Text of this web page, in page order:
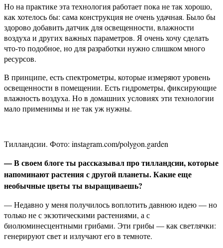
Но на практике эта технология работает пока не так хорошо,
как хотелось бы: сама конструкция не очень удачная. Было бы
здорово добавить датчик для освещенности, влажности
воздуха и других важных параметров. Я очень хочу сделать
что-то подобное, но для разработки нужно слишком много
ресурсов.
В принципе, есть спектрометры, которые измеряют уровень
освещенности в помещении. Есть гидрометры, фиксирующие
влажность воздуха. Но в домашних условиях эти технологии
мало применимы и не так уж нужны.
Тилландсии. Фото: instagram.com/polygon.garden
— В своем блоге ты рассказывал про тилландсии, которые
напоминают растения с другой планеты. Какие еще
необычные цветы ты выращиваешь?
— Недавно у меня получилось воплотить давнюю идею — но
только не с экзотическими растениями, а с
биолюминесцентными грибами. Эти грибы — как светлячки:
генерируют свет и излучают его в темноте.